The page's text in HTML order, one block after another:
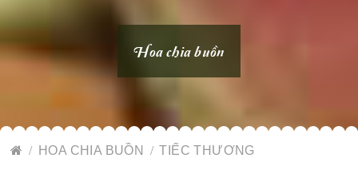
Hoa chia buồn
HOA CHIA BUỒN TIẾC THƯƠNG